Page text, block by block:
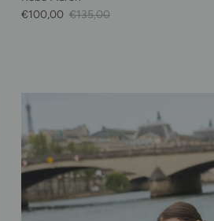
Prix soldé
€100,00 Prix habituel
€135,00